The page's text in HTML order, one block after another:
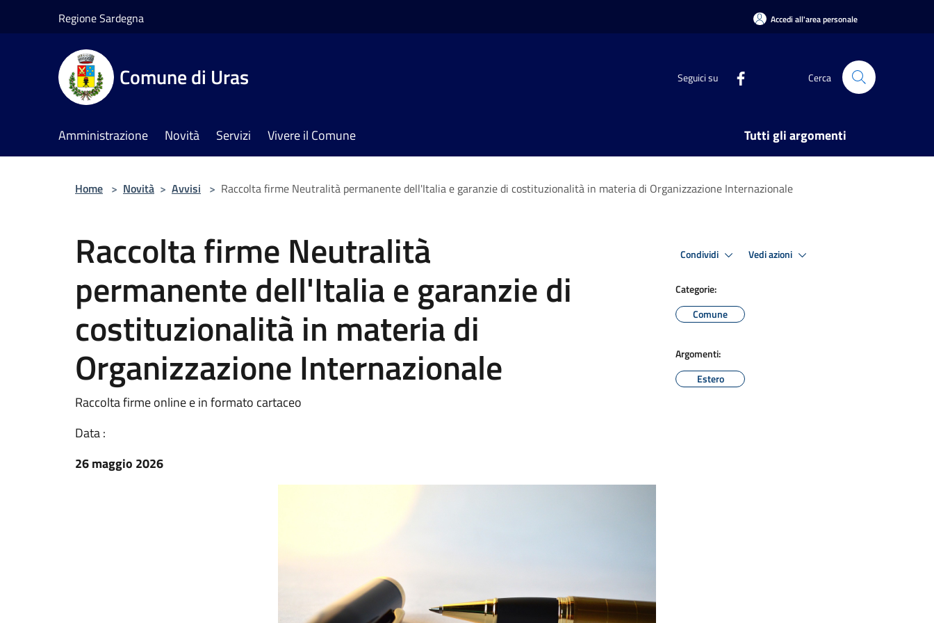
Regione Sardegna Accedi all'area personale
Comune di Uras Seguici su Cerca
Amministrazione Novità Servizi Vivere il Comune Tutti gli argomenti
Home > Novità > Avvisi > Raccolta firme Neutralità permanente dell'Italia e garanzie di costituzionalità in materia di Organizzazione Internazionale
Raccolta firme Neutralità
permanente dell'Italia e garanzie di
costituzionalità in materia di
Organizzazione Internazionale
Raccolta firme online e in formato cartaceo
Data :
26 maggio 2026
Condividi Vedi azioni
Categorie:
Comune
Argomenti:
Estero